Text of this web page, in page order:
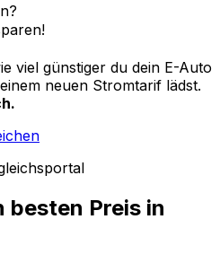
viel günstiger du dein E-Auto
neuen Stromtarif lädst.
besten Preis in